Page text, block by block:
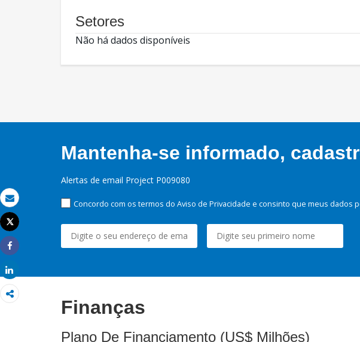
Email
Imprimir
Tweet
Share
Setores
Não há dados disponíveis
Mantenha-se informado,
Alertas de email Project P009080
Concordo com os termos do Aviso de Privacidade e consinto que meus
Finanças
Plano De Financiamento (US$ Milhões)